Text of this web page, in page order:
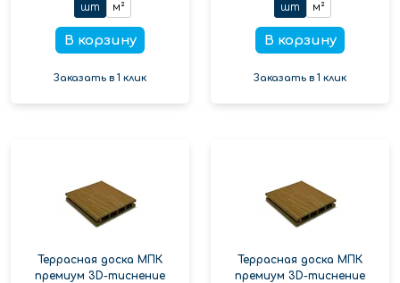
шт м²
В корзину
Заказать в 1 клик
шт м²
В корзину
Заказать в 1 клик
Террасная доска МПК
премиум 3D-тиснение
Террасная доска МПК
премиум 3D-тиснение